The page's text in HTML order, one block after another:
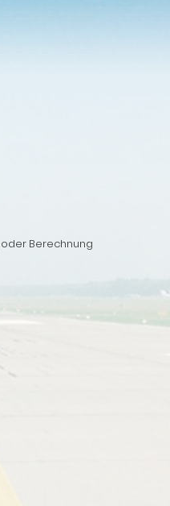
Berechnung